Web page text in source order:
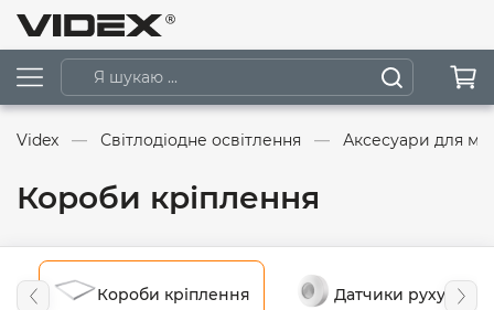
Videx Світлодіодне освітлення Аксесуари для
Короби кріплення
Короби кріплення Датчики руху